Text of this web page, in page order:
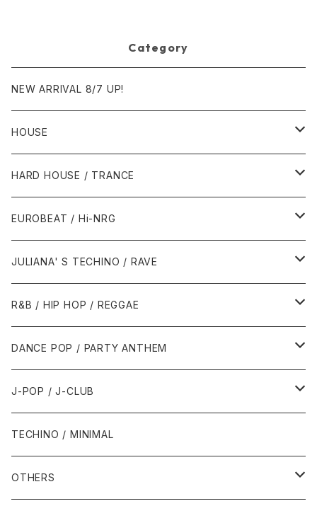
Category
NEW ARRIVAL 8/7 UP!
HOUSE
1980年代
1987年・以前
1988年
1990年代
1990年
1991年
1995年
1996年
2000年代
2000年
2001年
2005年
2010年代
2010年
2011年
HARD HOUSE / TRANCE
1990年代
1994年・以前
1995年
1999年
2000年代
2000年
2001年
2005年
EUROBEAT / Hi-NRG
1980年代
1986年・以前
1987年
1990年代
1990年
1991年
2000年代
JULIANA' S TECHINO / RAVE
1990年代
1990年
1991年
2000年代
2000年
2001年
R&B / HIP HOP / REGGAE
1980年代
1985年・以前
1986年
1990年代
1990年
1991年
2000年代
2000年
DANCE POP / PARTY ANTHEM
1980年代
1988年・以前
1989年
1990年代
1990年
2000年代
J-POP / J-CLUB
1980年代
1990年代
TECHINO / MINIMAL
OTHERS